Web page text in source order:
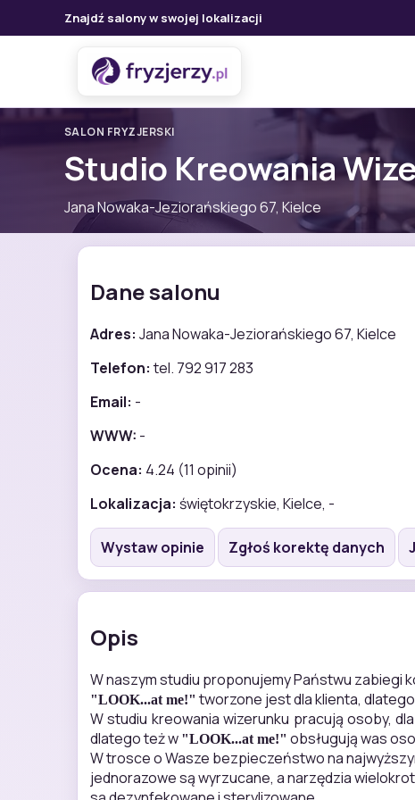
Znajdź salony w swojej lokalizacji
SALON FRYZJERSKI
Studio Kreowania
Jana Nowaka-Jeziorańskiego 67, Kielce
Dane salonu
Adres: Jana Nowaka-Jeziorańskiego 67, Kielce
Telefon: tel. 792 917 283
Email: -
WWW: -
Ocena: 4.24 (11 opinii)
Lokalizacja: świętokrzyskie, Kielce, -
Wystaw opinie Zgłoś korektę danych
Opis
W naszym studiu proponujemy Państwu zabiegi
"LOOK...at me!" tworzone jest dla klienta,
W studiu kreowania wizerunku pracują osoby,
dlatego też w "LOOK...at me!" obsługują was
W trosce o Wasze bezpieczeństwo na
jednorazowe są wyrzucane, a narzędzia